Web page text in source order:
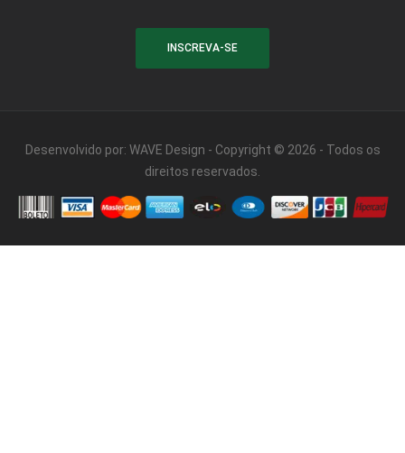
Desenvolvido por: WAVE Design - Copyright © 2026 - Todos os
direitos reservados.